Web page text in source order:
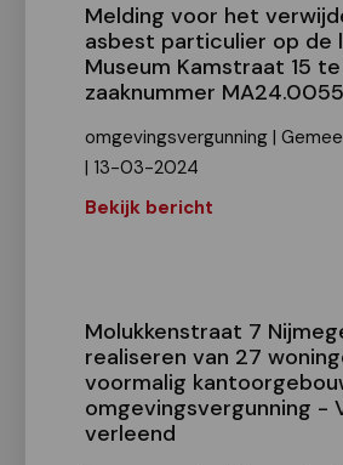
Melding voor het
asbest particulier op de
Museum Kamstraat 15
zaaknummer
omgevingsvergunning |
| 13-03-2024
Bekijk bericht
Molukkenstraat 7
realiseren van 27
voormalig
omgevingsvergunning -
verleend